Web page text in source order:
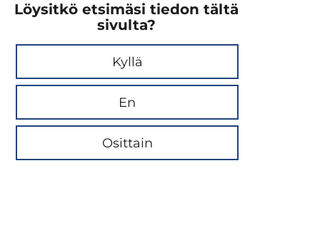
Löysitkö etsimäsi tiedon tältä
sivulta?
Kyllä
En
Osittain